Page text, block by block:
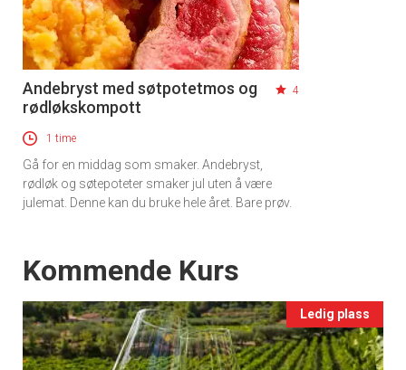
Andebryst med søtpotetmos og
rødløkskompott
4
1 time
Gå for en middag som smaker. Andebryst,
rødløk og søtepoteter smaker jul uten å være
julemat. Denne kan du bruke hele året. Bare prøv.
Events
Kommende Kurs
Ledig plass